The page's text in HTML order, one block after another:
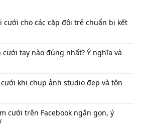
cưới cho các cặp đôi trẻ chuẩn bị kết
cưới tay nào đúng nhất​? Ý nghĩa và
cưới khi chụp ảnh studio đẹp và tôn
cưới trên Facebook​ ngắn gọn, ý